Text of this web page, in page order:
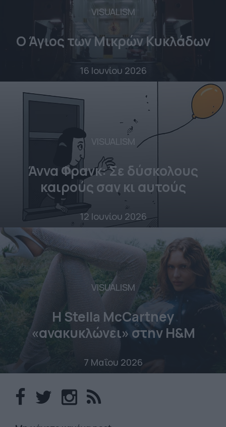
VISUALISM
Ο Άγιος των Μικρών Κυκλάδων
16 Ιουνίου 2026
VISUALISM
Άννα Φρανκ: Σε δύσκολους
καιρούς σαν κι αυτούς
12 Ιουνίου 2026
VISUALISM
Η Stella McCartney
«ανακυκλώνει» στην H&M
7 Μαΐου 2026